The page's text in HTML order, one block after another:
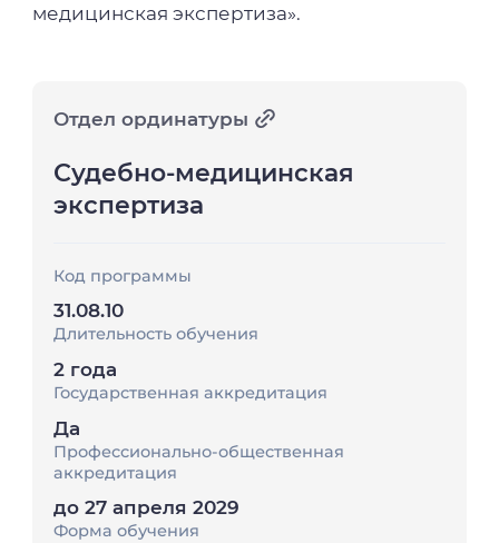
медицинская экспертиза».
Отдел ординатуры
Судебно-медицинская
экспертиза
Код программы
31.08.10
Длительность обучения
2 года
Государственная аккредитация
Да
Профессионально-общественная
аккредитация
до 27 апреля 2029
Форма обучения